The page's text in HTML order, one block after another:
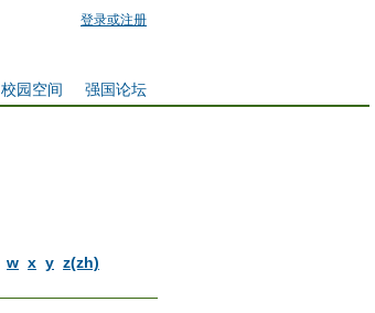
登录或注册
强国论坛
校园空间
w x y z(zh)